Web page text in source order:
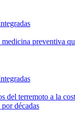
medicina preventiva
del terremoto a la
décadas